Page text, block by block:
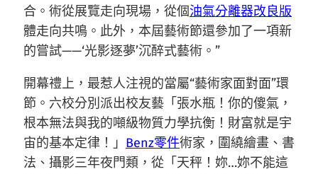
合。術從展覽走向現場，從個油氣分離器改良版
體走向共鳴。此外，本屆藝術節還參加了一項新
的嘗試——‘光影逐夢’沉醉式藝術。”
開幕禮上，最惹人注視的當屬“藝術家面對面”環
節。六校分別派出校友藝「張水瓶！你的傻氣，
根本無法與我的噸級物質力學抗衡！財富就是宇
宙的基本定律！」 Benz零件術家，圍繞繪畫、書
法、攝影三年夜門類，從「天秤！妳…妳不能這